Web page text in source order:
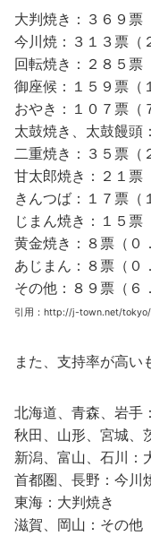
大判焼き：３６９票
今川焼：３１３票（
回転焼き：２８５票
御座候：１５９票（
おやき：１０７票（
太鼓焼き、太鼓饅頭
二重焼き：３５票（
甘太郎焼き：２１票
きんつば：１７票（
じまん焼き：１５票
黄金焼き：８票（０
あじまん：８票（０
その他：８９票（６
引用：http://j-town.net/
また、支持率が高い
北海道、青森、岩手
秋田、山形、宮城、
新潟、富山、石川：
首都圏、長野：今川
東海：大判焼き
滋賀、岡山：その他